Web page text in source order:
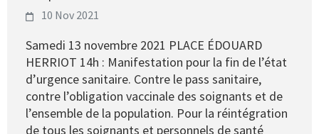
10 Nov 2021
Samedi 13 novembre 2021 PLACE ÉDOUARD
HERRIOT 14h : Manifestation pour la fin de l’état
d’urgence sanitaire. Contre le pass sanitaire,
contre l’obligation vaccinale des soignants et de
l’ensemble de la population. Pour la réintégration
de tous les soignants et personnels de santé